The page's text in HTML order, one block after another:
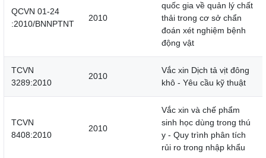
QCVN 01-24
:2010/BNNPTNT
2010
quốc gia về quản lý chất
thải trong cơ sở chẩn
đoán xét nghiệm bệnh
động vật
TCVN
3289:2010
2010
Vắc xin Dịch tả vịt đông
khô - Yêu cầu kỹ thuật
TCVN
8408:2010
2010
Vắc xin và chế phẩm
sinh học dùng trong thú
y - Quy trình phân tích
rủi ro trong nhập khẩu